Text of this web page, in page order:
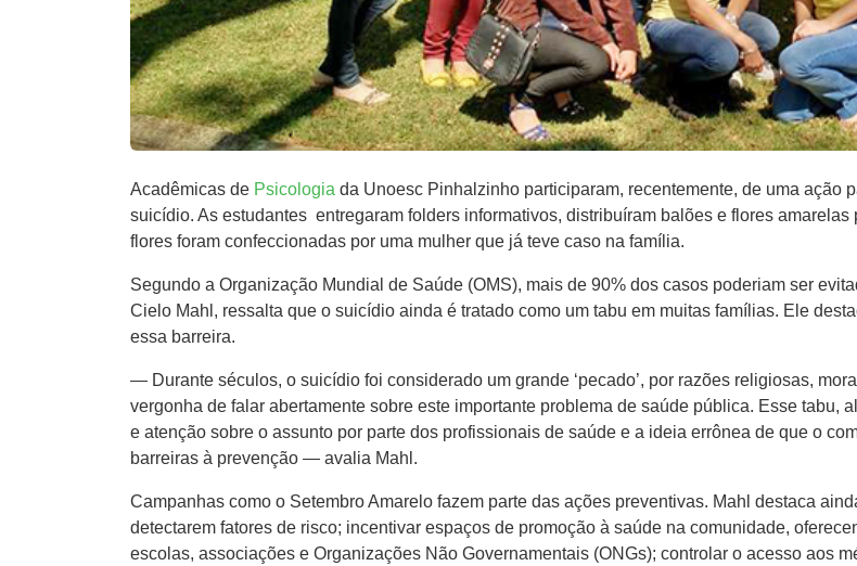
Acadêmicas de Psicologia da Unoesc Pinhalzinho participaram, recentemente, de uma ação
suicídio. As estudantes entregaram folders informativos, distribuíram balões e flores
flores foram confeccionadas por uma mulher que já teve caso na família.
Segundo a Organização Mundial de Saúde (OMS), mais de 90% dos casos poderiam ser
Cielo Mahl, ressalta que o suicídio ainda é tratado como um tabu em muitas famílias. Ele
essa barreira.
— Durante séculos, o suicídio foi considerado um grande ‘pecado’, por razões religiosas,
vergonha de falar abertamente sobre este importante problema de saúde pública. Esse tabu,
e atenção sobre o assunto por parte dos profissionais de saúde e a ideia errônea de que o
barreiras à prevenção — avalia Mahl.
Campanhas como o Setembro Amarelo fazem parte das ações preventivas. Mahl destaca
detectarem fatores de risco; incentivar espaços de promoção à saúde na comunidade,
escolas, associações e Organizações Não Governamentais (ONGs); controlar o acesso aos